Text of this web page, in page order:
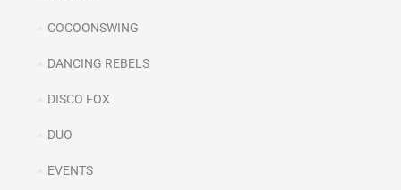
COCOONSWING
DANCING REBELS
DISCO FOX
DUO
EVENTS